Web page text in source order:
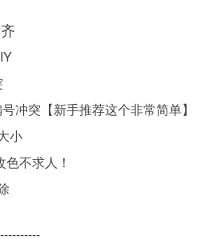
冲突【新手推荐这个非常简单】
小
不求人！